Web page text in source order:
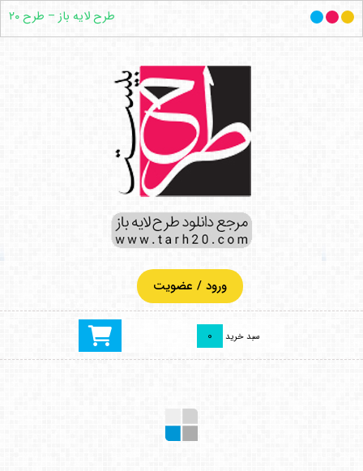
ورود / عضویت
سبد خرید 0
طرح لایه باز – طرح ۲۰